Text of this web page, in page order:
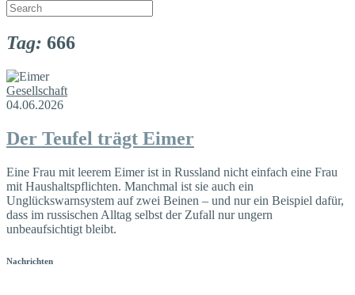
Tag: 666
Gesellschaft
04.06.2026
Der Teufel trägt Eimer
Eine Frau mit leerem Eimer ist in Russland nicht einfach eine Frau
mit Haushaltspflichten. Manchmal ist sie auch ein
Unglückswarnsystem auf zwei Beinen – und nur ein Beispiel dafür,
dass im russischen Alltag selbst der Zufall nur ungern
unbeaufsichtigt bleibt.
Nachrichten